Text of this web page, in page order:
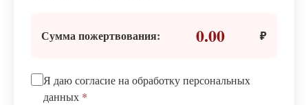
Сумма пожертвования: 0.00 ₽
Я даю согласие на обработку персональных
данных *